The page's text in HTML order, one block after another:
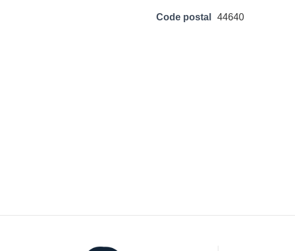
Code postal 44640